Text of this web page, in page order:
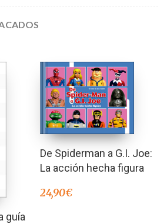
guía
De Spiderman a G.I. Joe:
La acción hecha figura
24,90€